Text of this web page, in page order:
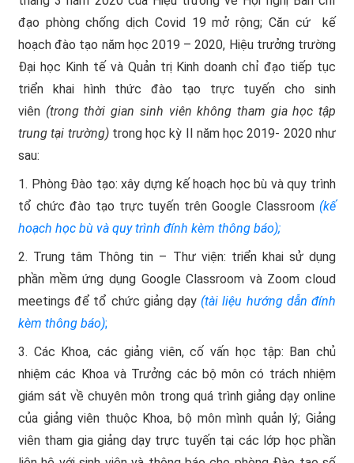
đạo phòng chống dịch Covid 19 mở rộng; Căn cứ kế
hoạch đào tạo năm học 2019 – 2020, Hiệu trưởng trường
Đại học Kinh tế và Quản trị Kinh doanh chỉ đạo tiếp tục
triển khai hình thức đào tạo trực tuyến cho sinh
viên (trong thời gian sinh viên không tham gia học tập
trung tại trường)trong học kỳ II năm học 2019- 2020 như
sau:
1. Phòng Đào tạo: xây dựng kế hoạch học bù và quy trình
tổ chức đào tạo trực tuyến trên Google Classroom (kế
hoạch học bù và quy trình đính kèm thông báo);
2. Trung tâm Thông tin – Thư viện: triển khai sử dụng
phần mềm ứng dụng Google Classroom và Zoom cloud
meetings để tổ chức giảng dạy (tài liệu hướng dẫn đính
kèm thông báo);
3. Các Khoa, các giảng viên, cố vấn học tập: Ban chủ
nhiệm các Khoa và Trưởng các bộ môn có trách nhiệm
giám sát về chuyên môn trong quá trình giảng dạy online
của giảng viên thuộc Khoa, bộ môn mình quản lý; Giảng
viên tham gia giảng dạy trực tuyến tại các lớp học phần